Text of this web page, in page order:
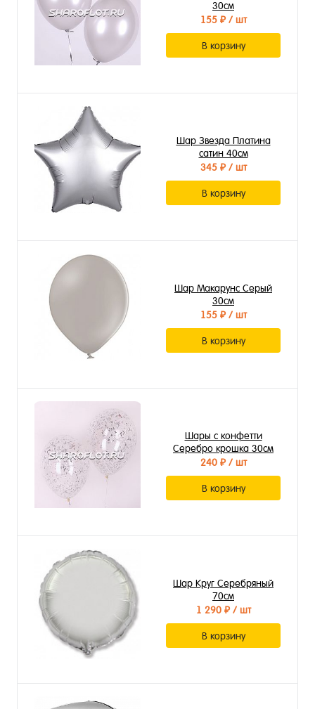
30см
155 ₽/ шт
В корзину
Шар Звезда Платина
сатин 40см
345 ₽/ шт
В корзину
Шар Макарунс Серый
30см
155 ₽/ шт
В корзину
Шары с конфетти
Серебро крошка 30см
240 ₽/ шт
В корзину
Шар Круг Серебряный
70см
1 290 ₽/ шт
В корзину